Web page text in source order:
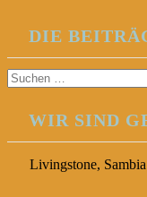
DIE
Suchen
nach:
WIR SIND
Livingstone, Sambia